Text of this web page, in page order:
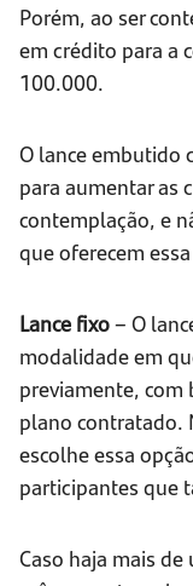
Porém, ao ser
em crédito para a
100.000.
O lance embutido
para aumentar as
contemplação, e
que oferecem
Lance fixo– O
modalidade em
previamente, com
plano contratado.
escolhe essa
participantes que
Caso haja mais